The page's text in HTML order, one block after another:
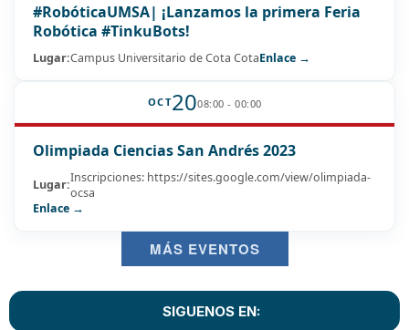
#RobóticaUMSA| ¡Lanzamos la primera Feria
Robótica #TinkuBots!
Lugar:Campus Universitario de Cota CotaEnlace →
OCT2008:00 - 00:00
Olimpiada Ciencias San Andrés 2023
Lugar:Inscripciones: https://sites.google.com/view/olimpiada-
ocsa
Enlace →
MÁS EVENTOS
SIGUENOS EN: